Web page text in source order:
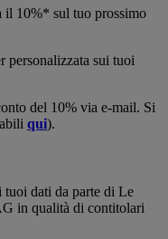
il 10%* sul tuo prossimo
personalizzata sui tuoi
del 10% via e-mail. Si
qui).
tuoi dati da parte di Le
in qualità di contitolari